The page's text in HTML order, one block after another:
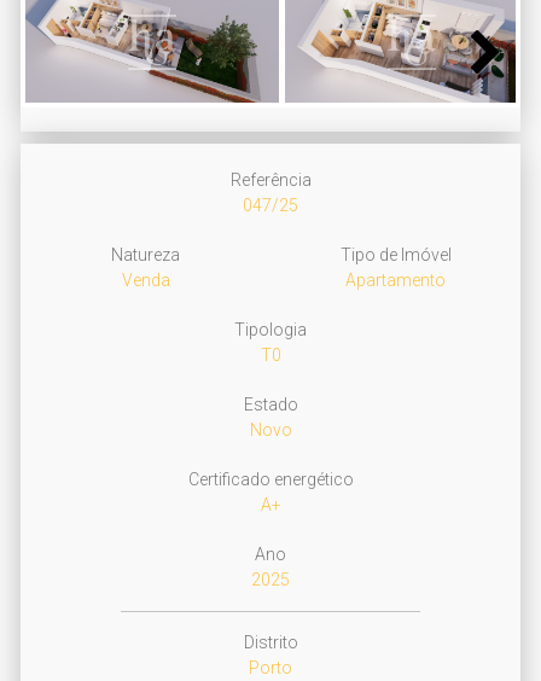
Next
Referência
047/25
Natureza
Venda
Tipo de Imóvel
Apartamento
Tipologia
T0
Estado
Novo
Certificado energético
A+
Ano
2025
Distrito
Porto